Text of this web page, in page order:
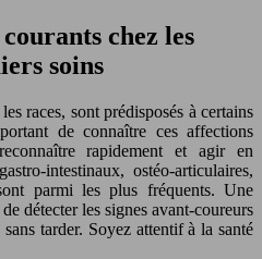
chez les
soins
races, sont prédisposés à certains
de connaître ces affections
rapidement et agir en
intestinaux, ostéo-articulaires,
parmi les plus fréquents. Une
détecter les signes avant-coureurs
tarder. Soyez attentif à la santé